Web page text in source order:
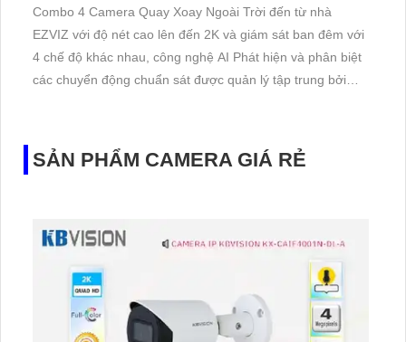
Combo 4 Camera Quay Xoay Ngoài Trời đến từ nhà
EZVIZ với độ nét cao lên đến 2K và giám sát ban đêm với
4 chế độ khác nhau, công nghệ AI Phát hiện và phân biệt
các chuyển động chuẩn sát được quản lý tập trung bởi
SẢN PHẨM CAMERA GIÁ RẺ